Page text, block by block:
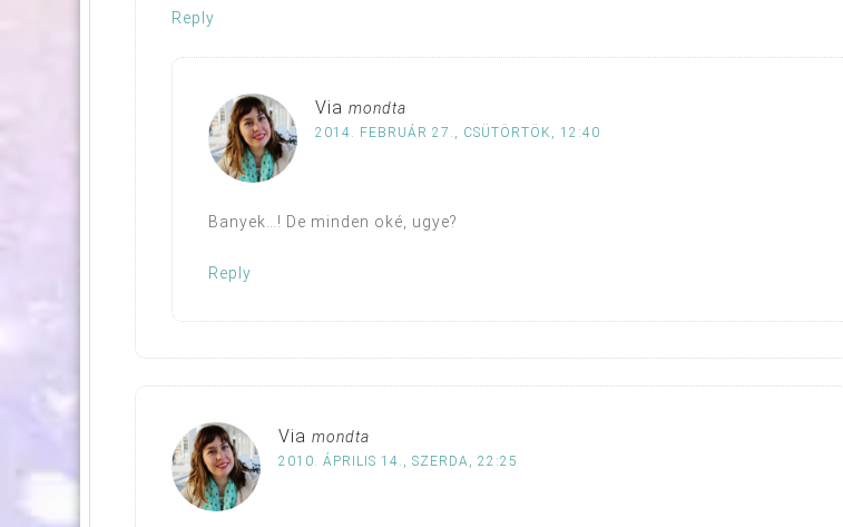
Reply
Via mondta
2014. FEBRUÁR 27., CSÜTÖRTÖK, 12:40
Banyek…! De minden oké, ugye?
Reply
Via mondta
2010. ÁPRILIS 14., SZERDA, 22:25